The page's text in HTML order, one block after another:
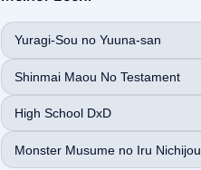
Yuragi-Sou no Yuuna-san
Shinmai Maou No Testament
High School DxD
Monster Musume no Iru Nichijou